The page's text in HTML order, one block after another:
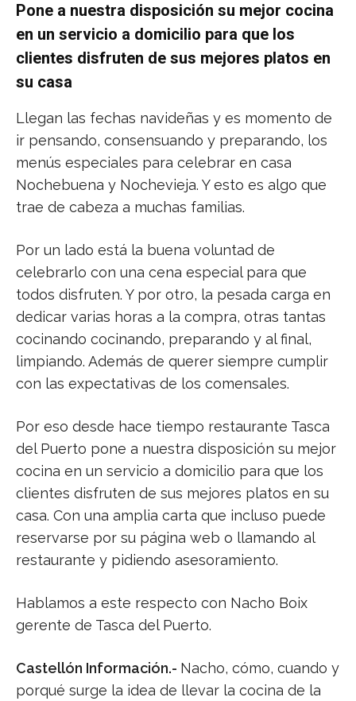
Pone a nuestra disposición su mejor cocina
en un servicio a domicilio para que los
clientes disfruten de sus mejores platos en
su casa
Llegan las fechas navideñas y es momento de
ir pensando, consensuando y preparando, los
menús especiales para celebrar en casa
Nochebuena y Nochevieja. Y esto es algo que
trae de cabeza a muchas familias.
Por un lado está la buena voluntad de
celebrarlo con una cena especial para que
todos disfruten. Y por otro, la pesada carga en
dedicar varias horas a la compra, otras tantas
cocinando cocinando, preparando y al final,
limpiando. Además de querer siempre cumplir
con las expectativas de los comensales.
Por eso desde hace tiempo restaurante Tasca
del Puerto pone a nuestra disposición su mejor
cocina en un servicio a domicilio para que los
clientes disfruten de sus mejores platos en su
casa. Con una amplia carta que incluso puede
reservarse por su página web o llamando al
restaurante y pidiendo asesoramiento.
Hablamos a este respecto con Nacho Boix
gerente de Tasca del Puerto.
Castellón Información.- Nacho, cómo, cuando y
porqué surge la idea de llevar la cocina de la